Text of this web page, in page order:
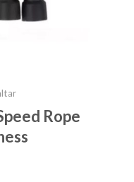
Rope